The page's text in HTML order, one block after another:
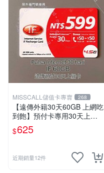
MISSCALL儲值卡專賣 268
【遠傳外籍30天60GB 上網吃
到飽】預付卡專用30天上網
補充卡/儲值卡．Internet if
u．if599⚡MissCall儲值卡專
$625
近期銷量12件